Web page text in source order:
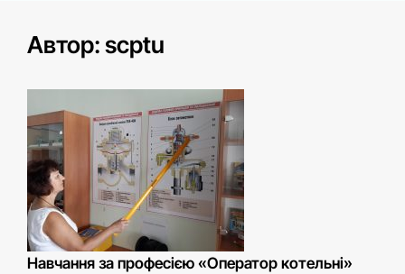
Автор:scptu
Навчання за професією «Оператор котельні»